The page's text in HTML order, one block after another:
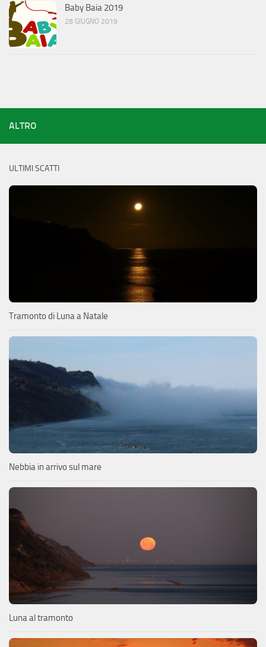
Baby Baia 2019
28 GIUGNO 2019
ALTRO
ULTIMI SCATTI
Tramonto di Luna a Natale
Nebbia in arrivo sul mare
Luna al tramonto